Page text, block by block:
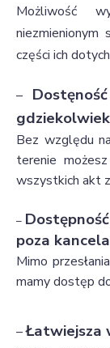
Możliwość
niezmienionym
części ich
–
Bez względu
terenie
wszystkich akt
–
poza
Mimo
mamy dostęp
–Łatwiejsza